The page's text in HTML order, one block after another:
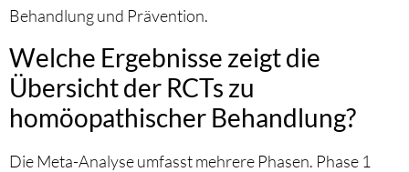
Behandlung und Prävention.
Welche Ergebnisse zeigt die
Übersicht der RCTs zu
homöopathischer Behandlung?
Die Meta-Analyse umfasst mehrere Phasen. Phase 1